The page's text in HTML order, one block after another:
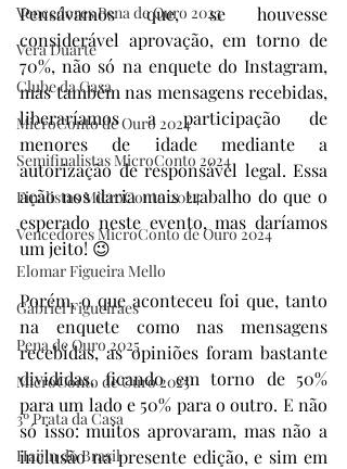
Vencedores Pena de Ouro 2023
Vera Duarte
Clube da Casa
MicroConto de Ouro 2024
Semifinalistas MicroConto 2024
Finalistas MicroConto 2024
Vencedores MicroConto de Ouro 2024
Elomar Figueira Mello
Gabriel Figueiraes
Pena de Ouro 2025
MicroConto de Ouro 2025
3º Prata da Casa
Haijin do Brasil
Pensávamos que, se houvesse
considerável aprovação, em torno de
70%, não só na enquete do Instagram,
mas também nas mensagens recebidas,
liberaríamos a participação de
menores de idade mediante a
autorização de responsável legal. Essa
ação nos daria mais trabalho do que o
esperado neste evento, mas daríamos
um jeito! 😉
Porém, o que aconteceu foi que, tanto
na enquete como nas mensagens
recebidas, as opiniões foram bastante
divididas, ficando em torno de 50%
para um lado e 50% para o outro. E não
só isso: muitos aprovaram, mas não a
inclusão na presente edição, e sim em